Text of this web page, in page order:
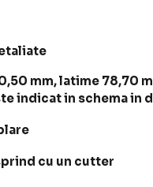
mm, latime 78,70
indicat in schema in
cu un cutter